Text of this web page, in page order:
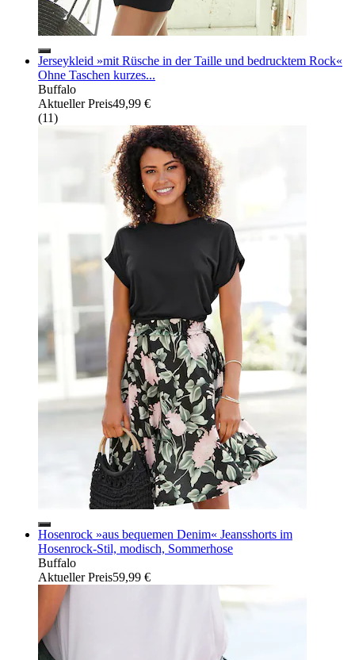
Jerseykleid »mit Rüsche in der Taille und bedrucktem Rock«
Ohne Taschen kurzes...
Buffalo
Aktueller Preis49,99 €
(11)
Hosenrock »aus bequemen Denim« Jeansshorts im
Hosenrock-Stil, modisch, Sommerhose
Buffalo
Aktueller Preis59,99 €